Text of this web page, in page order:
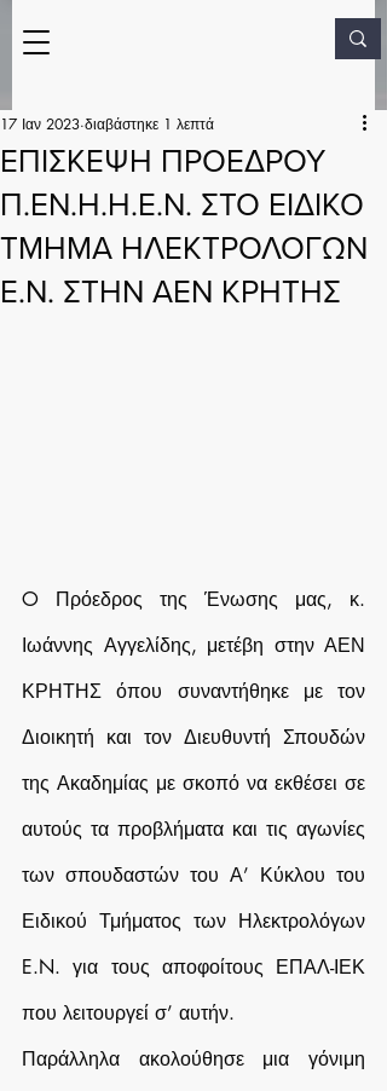
ΕΠΙΣΚΕΨΗ ΠΡΟΕΔΡΟΥ
Π.ΕΝ.Η.Η.Ε.Ν. ΣΤΟ ΕΙΔΙΚΟ
ΤΜΗΜΑ ΗΛΕΚΤΡΟΛΟΓΩΝ
Ε.Ν. ΣΤΗΝ ΑΕΝ ΚΡΗΤΗΣ
17 Ιαν 2023 διαβάστηκε 1 λεπτά
O Πρόεδρος της Ένωσης μας, κ.
Ιωάννης Αγγελίδης, μετέβη στην ΑΕΝ
ΚΡΗΤΗΣ όπου συναντήθηκε με τον
Διοικητή και τον Διευθυντή Σπουδών
της Ακαδημίας με σκοπό να εκθέσει σε
αυτούς τα προβλήματα και τις αγωνίες
των σπουδαστών του Α’ Κύκλου του
Ειδικού Τμήματος των Ηλεκτρολόγων
E.N. για τους αποφοίτους ΕΠΑΛ-ΙΕΚ
που λειτουργεί σ’ αυτήν.
Παράλληλα ακολούθησε μια γόνιμη